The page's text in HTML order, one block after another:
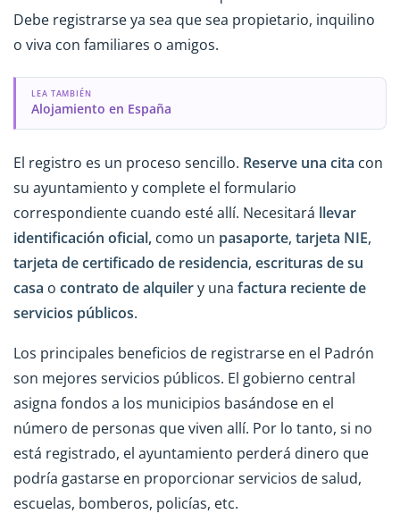
Debe registrarse ya sea que sea propietario, inquilino
o viva con familiares o amigos.
LEA TAMBIÉN
Alojamiento en España
El registro es un proceso sencillo. Reserve una cita con
su ayuntamiento y complete el formulario
correspondiente cuando esté allí. Necesitará llevar
identificación oficial, como un pasaporte, tarjeta NIE,
tarjeta de certificado de residencia, escrituras de su
casa o contrato de alquilery una factura reciente de
servicios públicos.
Los principales beneficios de registrarse en el Padrón
son mejores servicios públicos. El gobierno central
asigna fondos a los municipios basándose en el
número de personas que viven allí. Por lo tanto, si no
está registrado, el ayuntamiento perderá dinero que
podría gastarse en proporcionar servicios de salud,
escuelas, bomberos, policías, etc.